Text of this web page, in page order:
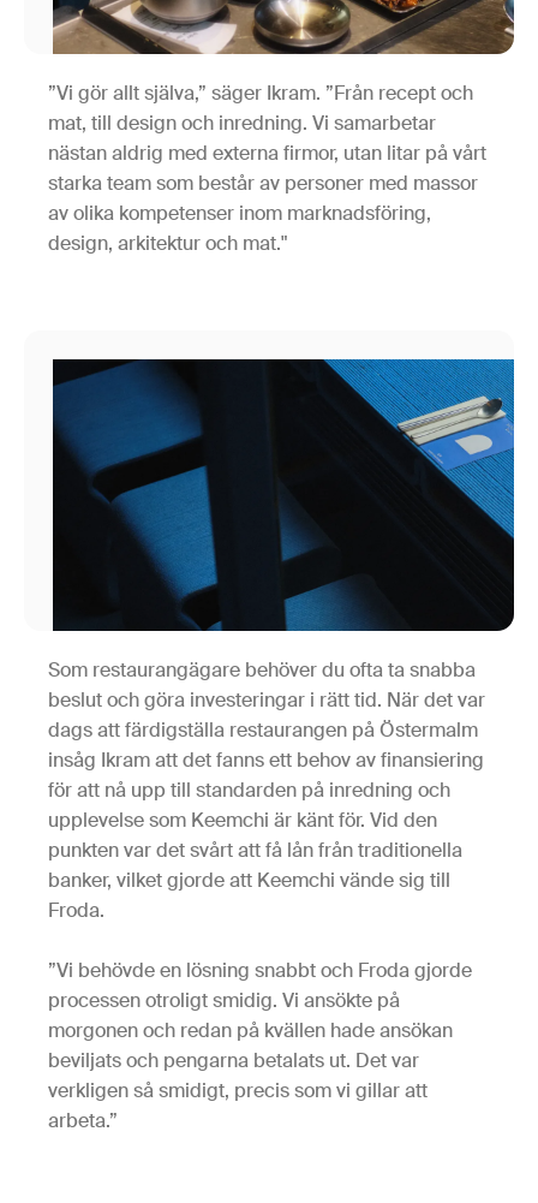
”Vi gör allt själva,” säger Ikram. ”Från recept och
mat, till design och inredning. Vi samarbetar
nästan aldrig med externa firmor, utan litar på vårt
starka team som består av personer med massor
av olika kompetenser inom marknadsföring,
design, arkitektur och mat."
Som restaurangägare behöver du ofta ta snabba
beslut och göra investeringar i rätt tid. När det var
dags att färdigställa restaurangen på Östermalm
insåg Ikram att det fanns ett behov av finansiering
för att nå upp till standarden på inredning och
upplevelse som Keemchi är känt för. Vid den
punkten var det svårt att få lån från traditionella
banker, vilket gjorde att Keemchi vände sig till
Froda.
”Vi behövde en lösning snabbt och Froda gjorde
processen otroligt smidig. Vi ansökte på
morgonen och redan på kvällen hade ansökan
beviljats och pengarna betalats ut. Det var
verkligen så smidigt, precis som vi gillar att
arbeta.”